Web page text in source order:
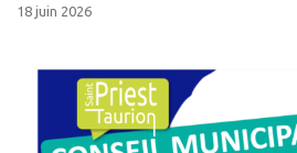
18 juin 2026